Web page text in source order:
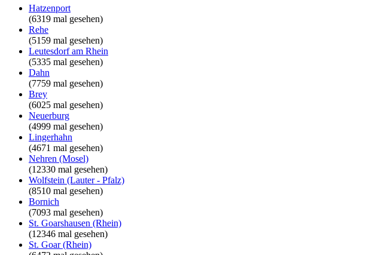
Hatzenport
(6319 mal gesehen)
Rehe
(5159 mal gesehen)
Leutesdorf am Rhein
(5335 mal gesehen)
Dahn
(7759 mal gesehen)
Brey
(6025 mal gesehen)
Neuerburg
(4999 mal gesehen)
Lingerhahn
(4671 mal gesehen)
Nehren (Mosel)
(12330 mal gesehen)
Wolfstein (Lauter - Pfalz)
(8510 mal gesehen)
Bornich
(7093 mal gesehen)
St. Goarshausen (Rhein)
(12346 mal gesehen)
St. Goar (Rhein)